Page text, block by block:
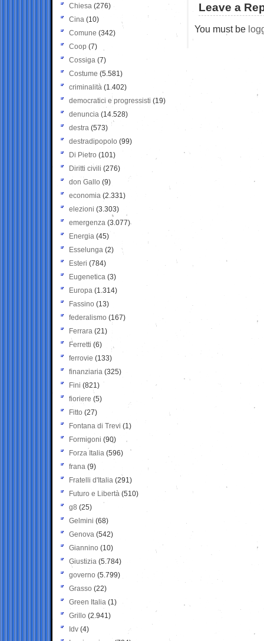
Leave a
You must be
Chiesa (276)
Cina (10)
Comune (342)
Coop (7)
Cossiga (7)
Costume (5.581)
criminalità (1.402)
democratici e progressisti (19)
denuncia (14.528)
destra (573)
destradipopolo (99)
Di Pietro (101)
Diritti civili (276)
don Gallo (9)
economia (2.331)
elezioni (3.303)
emergenza (3.077)
Energia (45)
Esselunga (2)
Esteri (784)
Eugenetica (3)
Europa (1.314)
Fassino (13)
federalismo (167)
Ferrara (21)
Ferretti (6)
ferrovie (133)
finanziaria (325)
Fini (821)
fioriere (5)
Fitto (27)
Fontana di Trevi (1)
Formigoni (90)
Forza Italia (596)
frana (9)
Fratelli d'Italia (291)
Futuro e Libertà (510)
g8 (25)
Gelmini (68)
Genova (542)
Giannino (10)
Giustizia (5.784)
governo (5.799)
Grasso (22)
Green Italia (1)
Grillo (2.941)
Idv (4)